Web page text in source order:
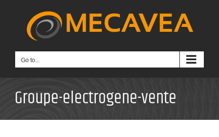
Go to...
Groupe-electrogene-vente